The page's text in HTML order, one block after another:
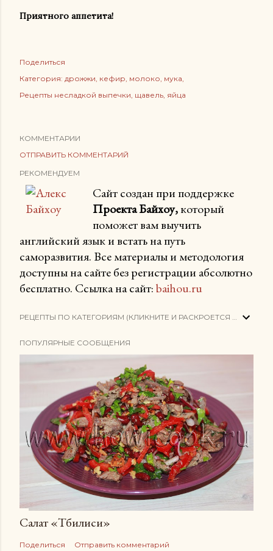
Приятного аппетита!
Поделиться
Категория: дрожжи кефир молоко мука
Рецепты несладкой выпечки щавель яйца
КОММЕНТАРИИ
ОТПРАВИТЬ КОММЕНТАРИЙ
РЕКОМЕНДУЕМ
Сайт создан при поддержке
Проекта Байхоу,который
поможет вам выучить
английский язык и встать на путь
саморазвития. Все материалы и методология
доступны на сайте без регистрации абсолютно
бесплатно. Ссылка на сайт:baihou.ru
РЕЦЕПТЫ ПО КАТЕГОРИЯМ (КЛИКНИТЕ И РАСКРОЕТСЯ СПИСОК)
ПОПУЛЯРНЫЕ СООБЩЕНИЯ
Салат «Тбилиси»
Поделиться Отправить комментарий